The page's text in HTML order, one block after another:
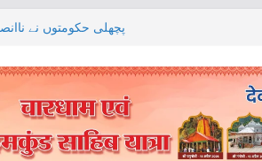
ہوائی اڈہ
کا الزام لگاتے ہوئے اس
جگن موہن ریڈی کے دوروں پر سخت
وزیر اعلیٰ سی جوزف وجے نے وزیر اعظم
کر نچلے دریا کی ریاستوں کے حقوق پر